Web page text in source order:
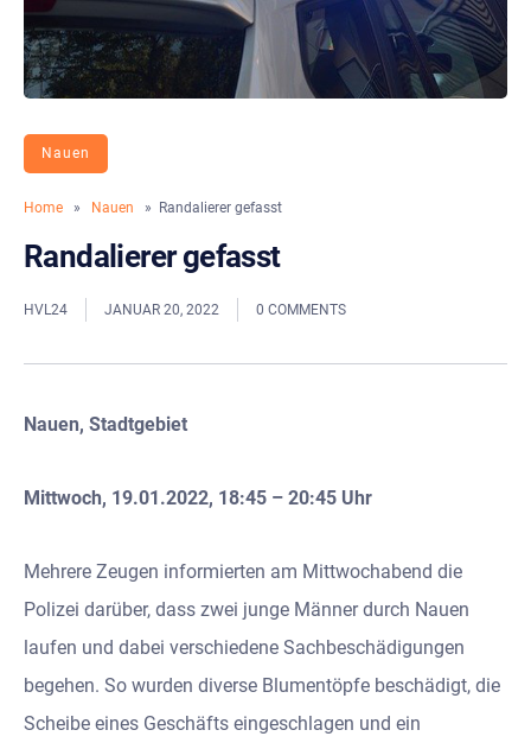
Nauen
Home » Nauen » Randalierer gefasst
Randalierer gefasst
HVL24 JANUAR 20, 2022 0 COMMENTS
Nauen, Stadtgebiet
Mittwoch, 19.01.2022, 18:45 – 20:45 Uhr
Mehrere Zeugen informierten am Mittwochabend die
Polizei darüber, dass zwei junge Männer durch Nauen
laufen und dabei verschiedene Sachbeschädigungen
begehen. So wurden diverse Blumentöpfe beschädigt, die
Scheibe eines Geschäfts eingeschlagen und ein